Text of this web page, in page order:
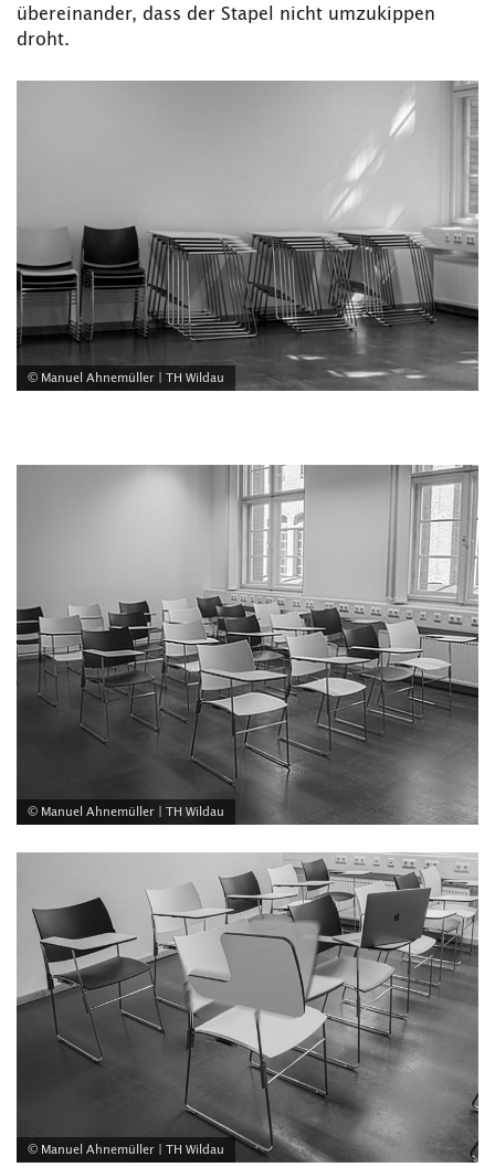
übereinander, dass der Stapel nicht umzukippen
droht.
© Manuel Ahnemüller | TH Wildau
© Manuel Ahnemüller | TH Wildau
© Manuel Ahnemüller | TH Wildau